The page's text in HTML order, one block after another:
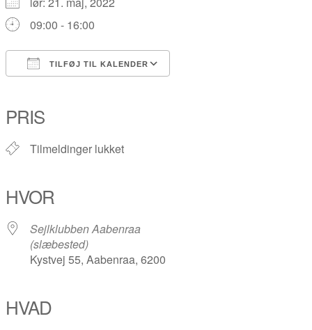
09:00 - 16:00
TILFØJ TIL KALENDER
PRIS
Tilmeldinger lukket
HVOR
Sejlklubben Aabenraa
(slæbested)
Kystvej 55, Aabenraa, 6200
HVAD